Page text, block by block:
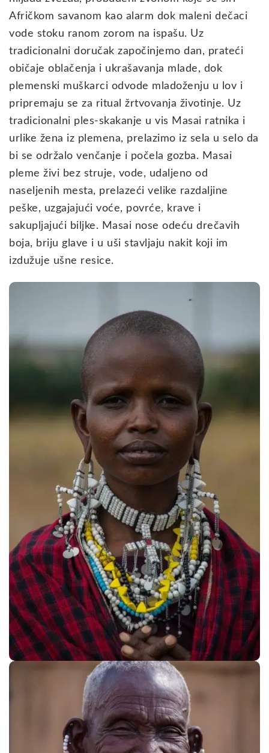
Afričkom savanom kao alarm dok maleni dečaci
vode stoku ranom zorom na ispašu. Uz
tradicionalni doručak započinjemo dan, prateći
običaje oblačenja i ukrašavanja mlade, dok
plemenski muškarci odvode mladoženju u lov i
pripremaju se za ritual žrtvovanja životinje. Uz
tradicionalni ples-skakanje u vis Masai ratnika i
urlike žena iz plemena, prelazimo iz sela u selo da
bi se održalo venčanje i počela gozba. Masai
pleme živi bez struje, vode, udaljeno od
naseljenih mesta, prelazeći velike razdaljine
peške, uzgajajući voće, povrće, krave i
sakupljajući biljke. Masai nose odeću drečavih
boja, briju glave i u uši stavljaju nakit koji im
izdužuje ušne resice.